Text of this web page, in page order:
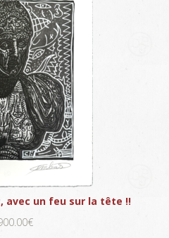
avec un feu sur la tête !!